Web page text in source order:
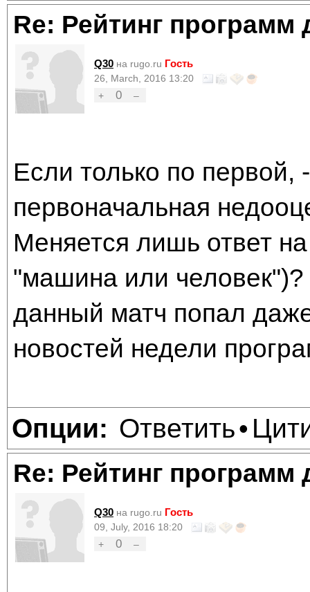
Re: Рейтинг программ
Q30 на rugo.ru Гость
26, March, 2016 13:20
+
0 –
Если только по первой,
первоначальная
Меняется лишь ответ
"машина или человек")?
данный матч попал
новостей недели
Опции: Ответить•
Re: Рейтинг программ
Q30 на rugo.ru Гость
09, July, 2016 18:20
+
0 –